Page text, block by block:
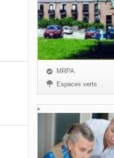
MRPA
Espaces verts